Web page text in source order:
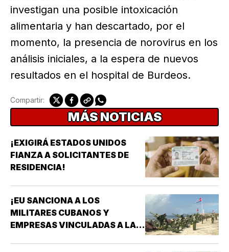
investigan una posible intoxicación
alimentaria y han descartado, por el
momento, la presencia de norovirus en los
análisis iniciales, a la espera de nuevos
resultados en el hospital de Burdeos.
Compartir:
MÁS NOTICIAS
¡EXIGIRÁ ESTADOS UNIDOS
FIANZA A SOLICITANTES DE
RESIDENCIA!
¡EU SANCIONA A LOS
MILITARES CUBANOS Y
EMPRESAS VINCULADAS A LA